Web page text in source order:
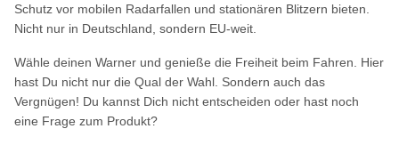
Schutz vor mobilen Radarfallen und stationären Blitzern bieten.
Nicht nur in Deutschland, sondern EU-weit.
Wähle deinen Warner und genieße die Freiheit beim Fahren. Hier
hast Du nicht nur die Qual der Wahl. Sondern auch das
Vergnügen! Du kannst Dich nicht entscheiden oder hast noch
eine Frage zum Produkt?